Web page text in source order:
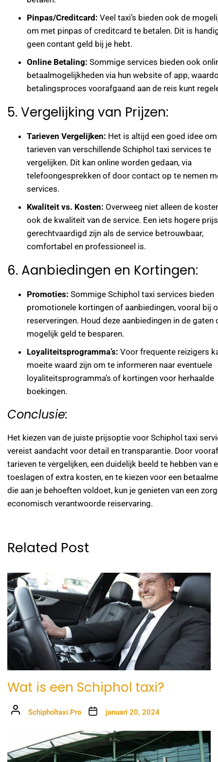
Pinpas/Creditcard: Veel taxi’s bieden ook de
om met pinpas of creditcard te betalen. Dit is
geen contant geld bij je hebt.
Online Betaling: Sommige services bieden ook
betaalmogelijkheden via hun website of app,
betalingsproces voorafgaand aan de reis kunt
5. Vergelijking van Prijzen:
Tarieven Vergelijken: Het is altijd een goed idee
tarieven van verschillende Schiphol taxi services te
vergelijken. Dit kan online worden gedaan, via
telefoongesprekken of door contact op te nemen
services.
Kwaliteit vs. Kosten: Overweeg niet alleen de
ook de kwaliteit van de service. Een iets hogere
gerechtvaardigd zijn als de service betrouwbaar,
comfortabel en professioneel is.
6. Aanbiedingen en Kortingen:
Promoties: Sommige Schiphol taxi services bieden
promotionele kortingen of aanbiedingen, vooral bij
reserveringen. Houd deze aanbiedingen in de gaten
mogelijk geld te besparen.
Loyaliteitsprogramma’s: Voor frequente reizigers
moeite waard zijn om te informeren naar eventuele
loyaliteitsprogramma’s of kortingen voor herhaalde
boekingen.
Conclusie:
Het kiezen van de juiste prijsoptie voor Schiphol taxi
vereist aandacht voor detail en transparantie. Door
tarieven te vergelijken, een duidelijk beeld te hebben van
toeslagen of extra kosten, en te kiezen voor een
die aan je behoeften voldoet, kun je genieten van een
economisch verantwoorde reiservaring.
Related Post
Wat is een Schiphol taxi?
Schipholtaxi.Pro januari 20, 2024